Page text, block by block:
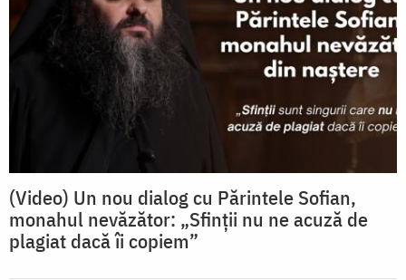
(Video) Un nou dialog cu Părintele Sofian,
monahul nevăzător: „Sfinții nu ne acuză de
plagiat dacă îi copiem”